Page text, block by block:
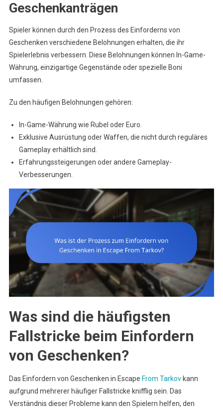
Geschenkanträgen
Spieler können durch den Prozess des Einforderns von
Geschenken verschiedene Belohnungen erhalten, die ihr
Spielerlebnis verbessern. Diese Belohnungen können In-Game-
Währung, einzigartige Gegenstände oder spezielle Boni
umfassen.
Zu den häufigen Belohnungen gehören:
In-Game-Währung wie Rubel oder Euro.
Exklusive Ausrüstung oder Waffen, die nicht durch reguläres
Gameplay erhältlich sind.
Erfahrungssteigerungen oder andere Gameplay-
Verbesserungen.
Was sind die häufigsten
Fallstricke beim Einfordern
von Geschenken?
Das Einfordern von Geschenken in Escape From Tarkovkann
aufgrund mehrerer häufiger Fallstricke knifflig sein. Das
Verständnis dieser Probleme kann den Spielern helfen, den